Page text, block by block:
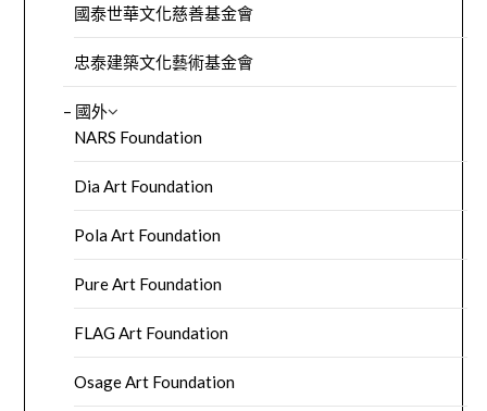
國泰世華文化慈善基金會
忠泰建築文化藝術基金會
– 國外
NARS Foundation
Dia Art Foundation
Pola Art Foundation
Pure Art Foundation
FLAG Art Foundation
Osage Art Foundation